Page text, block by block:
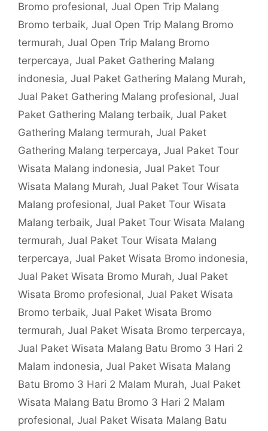
Bromo profesional, Jual Open Trip Malang
Bromo terbaik, Jual Open Trip Malang Bromo
termurah, Jual Open Trip Malang Bromo
terpercaya, Jual Paket Gathering Malang
indonesia, Jual Paket Gathering Malang Murah,
Jual Paket Gathering Malang profesional, Jual
Paket Gathering Malang terbaik, Jual Paket
Gathering Malang termurah, Jual Paket
Gathering Malang terpercaya, Jual Paket Tour
Wisata Malang indonesia, Jual Paket Tour
Wisata Malang Murah, Jual Paket Tour Wisata
Malang profesional, Jual Paket Tour Wisata
Malang terbaik, Jual Paket Tour Wisata Malang
termurah, Jual Paket Tour Wisata Malang
terpercaya, Jual Paket Wisata Bromo indonesia,
Jual Paket Wisata Bromo Murah, Jual Paket
Wisata Bromo profesional, Jual Paket Wisata
Bromo terbaik, Jual Paket Wisata Bromo
termurah, Jual Paket Wisata Bromo terpercaya,
Jual Paket Wisata Malang Batu Bromo 3 Hari 2
Malam indonesia, Jual Paket Wisata Malang
Batu Bromo 3 Hari 2 Malam Murah, Jual Paket
Wisata Malang Batu Bromo 3 Hari 2 Malam
profesional, Jual Paket Wisata Malang Batu